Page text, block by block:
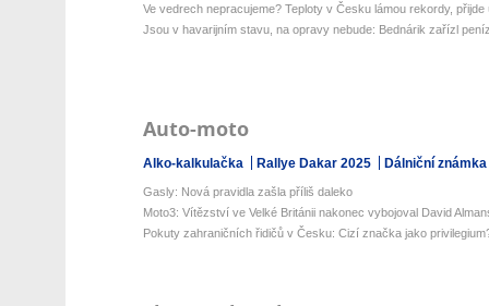
Ve vedrech nepracujeme? Teploty v Česku lámou rekordy, přijde
Jsou v havarijním stavu, na opravy nebude: Bednárik zařízl
Auto-moto
Alko-kalkulačka Rallye Dakar 2025 Dálniční
Gasly: Nová pravidla zašla příliš daleko
Moto3: Vítězství ve Velké Británii nakonec vybojoval David
Pokuty zahraničních řidičů v Česku: Cizí značka jako